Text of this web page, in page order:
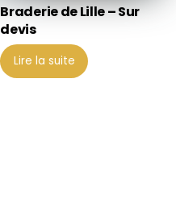
Braderie de Lille – Sur
devis
Lire la suite